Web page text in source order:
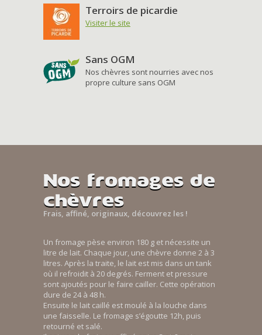
Terroirs de picardie
Visiter le site
Sans OGM
Nos chèvres sont nourries avec nos
propre culture sans OGM
Nos fromages de
chèvres
Frais, affiné, originaux, découvrez les !
Un fromage pèse environ 180 g et nécessite un
litre de lait. Chaque jour, une chèvre donne 2 à 3
litres. Après la traite, le lait est mis dans un tank
où il refroidit à 20 degrés. Ferment et pressure
sont ajoutés pour le faire cailler. Cette opération
dure de 24 à 48 h.
Ensuite le lait caillé est moulé à la louche dans
une faisselle. Le fromage s’égoutte 12h, puis
retourné et salé.